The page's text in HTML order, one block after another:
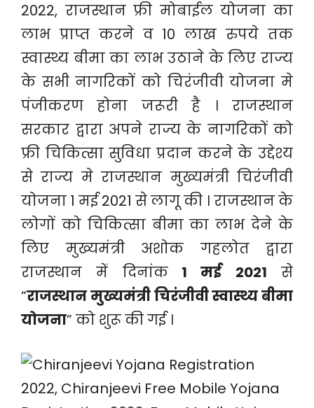
2022, राजस्थान फ्री मोबाईल योजना का
लाभ प्राप्त करने व 10 लाख रुपये तक
स्वास्थ्य बीमा का लाभ उठाने के लिए राज्य
के सभी नागरिकों को चिरंजीवी योजना मे
पंजीकरण होना जरूरी है । राजस्थान
सरकार द्वारा अपने राज्य के नागरिकों को
फ्री चिकित्सा सुविधा प्रदान करने के उद्देश्य
से राज्य मे राजस्थान मुख्यमंत्री चिरंजीवी
योजना 1 मई 2021 से लागू की । राजस्थान के
लोगों को चिकित्सा बीमा का लाभ देने के
लिए मुख्यमंत्री अशोक गहलोत द्वारा
राजस्थान में दिनांक1 मई 2021 से
“राजस्थान मुख्यमंत्री चिरंजीवी स्वास्थ्य बीमा
योजना” को शुरू की गई ।